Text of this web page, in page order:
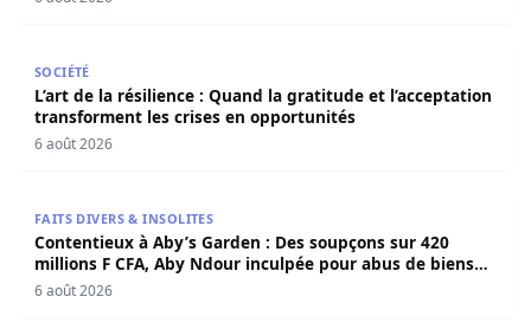
SOCIÉTÉ
L’art de la résilience : Quand la gratitude et l’acceptation
transforment les crises en opportunités
6 août 2026
FAITS DIVERS & INSOLITES
Contentieux à Aby’s Garden : Des soupçons sur 420
millions F CFA, Aby Ndour inculpée pour abus de biens
sociaux
6 août 2026